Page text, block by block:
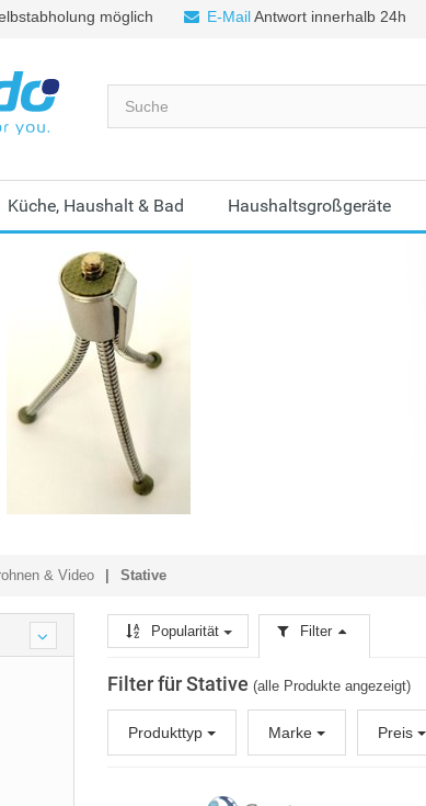
möglich E-MailAntwort innerhalb 24h
Küche, Haushalt & Bad Haushaltsgroßgeräte
& Video Stative
Popularität Filter
Filter für Stative (alle Produkte angezeigt)
Produkttyp Marke Preis